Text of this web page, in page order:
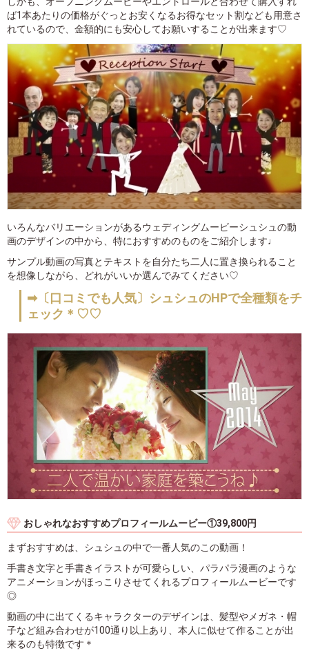
ば1本あたりの価格がぐっとお安くなるお得なセット割なども用意さ
れているので、金額的にも安心してお願いすることが出来ます♡
いろんなバリエーションがあるウェディングムービーシュシュの動
画のデザインの中から、特におすすめのものをご紹介します♩
サンプル動画の写真とテキストを自分たち二人に置き換られること
を想像しながら、どれがいいか選んでみてください♡
➡〔口コミでも人気〕シュシュのHPで全種類をチ
ェック＊♡♡
おしゃれなおすすめプロフィールムービー①39,800円
まずおすすめは、シュシュの中で一番人気のこの動画！
手書き文字と手書きイラストが可愛らしい、パラパラ漫画のような
アニメーションがほっこりさせてくれるプロフィールムービーです
◎
動画の中に出てくるキャラクターのデザインは、髪型やメガネ・帽
子など組み合わせが100通り以上あり、本人に似せて作ることが出
来るのも特徴です＊